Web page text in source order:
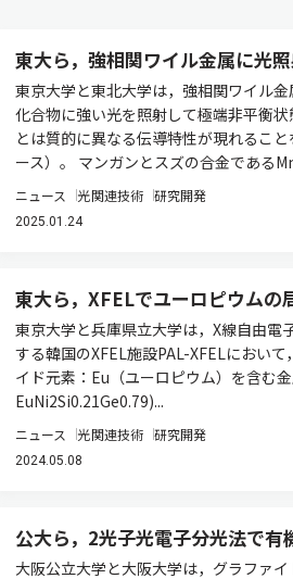
東大ら，強相関ワイル金属に光
東京大学と東北大学は，強相関ワイル
化合物に強い光を照射して極端非平衡
とは質的に異なる伝導特性が現れるこ
ース）。 マンガンとスズの合金である
ニュース 光関連技術 研究開発
2025.01.24
東大ら，XFELでユーロピウムの
東京大学と兵庫県立大学は，X線自由電
する韓国のXFEL施設PAL-XFELにおい
イド元素：Eu（ユーロピウム）を含む金
EuNi2Si0.21Ge0.79)...
ニュース 光関連技術 研究開発
2024.05.08
公大ら，2光子光電子分光法で有
大阪公立大学と大阪大学は，グラファ